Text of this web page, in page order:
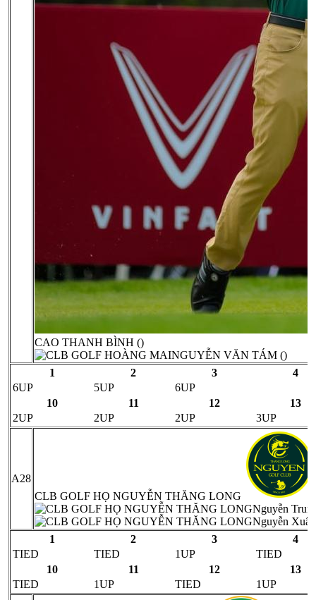
CAO THANH BÌNH ()
NGUYỄN VĂN TÁM ()
1
2 3
4
6UP
5UP
6UP
10
11 12
13
2UP
2UP 2UP 3UP
A28
CLB GOLF HỌ NGUYỄN THĂNG LONG
Nguyễn
Nguyễn
1
2 3
4
TIED
TIED 1UP
TIED
10
11 12
13
TIED
1UP TIED 1UP